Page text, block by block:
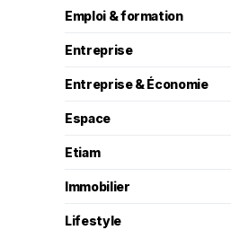
Emploi & formation
Entreprise
Entreprise & Économie
Espace
Etiam
Immobilier
Lifestyle